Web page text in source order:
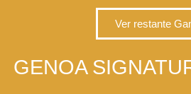
Ver restante
GENOA